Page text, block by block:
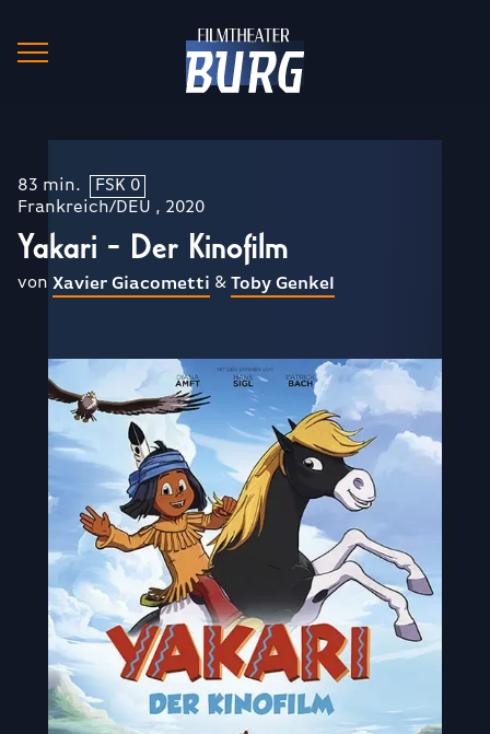
83 min.
FSK 0
Frankreich/DEU , 2020
Yakari - Der Kinofilm
von Xavier Giacometti & Toby Genkel